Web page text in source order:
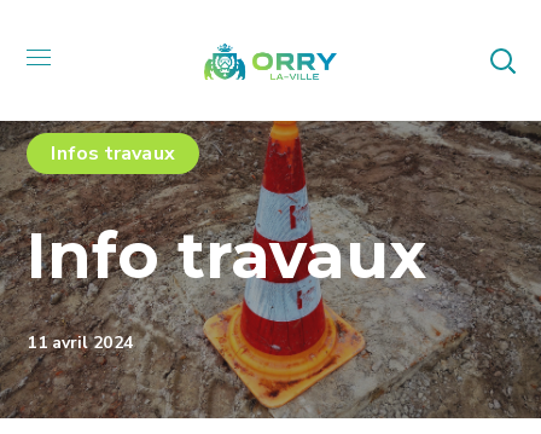
Infos travaux
Info travaux
11 avril 2024